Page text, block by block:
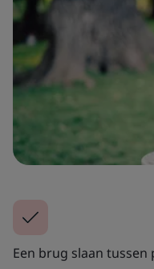
Een brug slaan